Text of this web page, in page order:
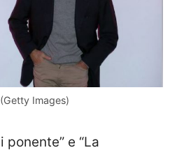
Images)
ponente” e “La